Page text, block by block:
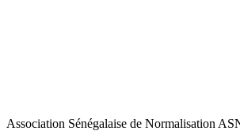
Association Sénégalaise de Normalisation